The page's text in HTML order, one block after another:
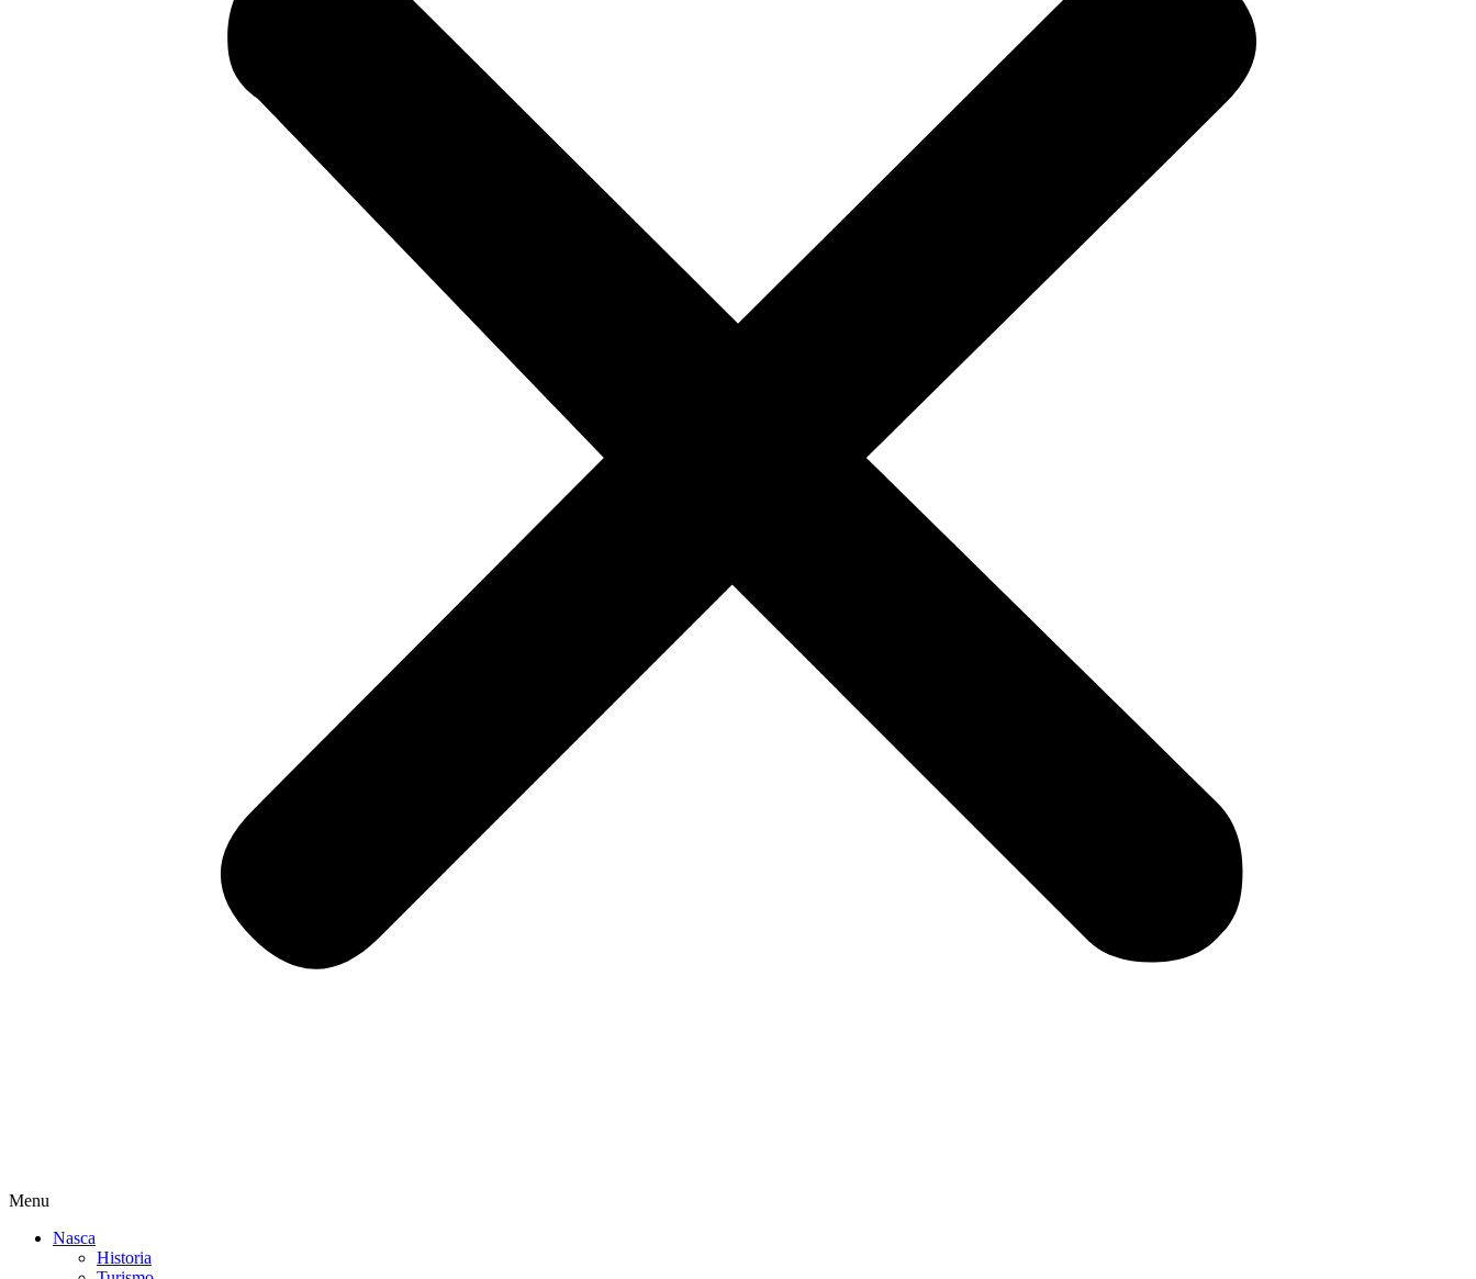
Menu
Nasca
Historia